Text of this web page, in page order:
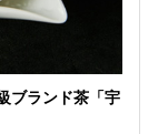
ブランド茶「宇